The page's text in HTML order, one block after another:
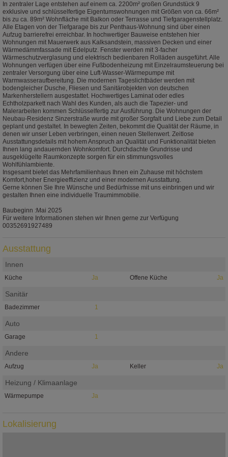
In zentraler Lage entstehen auf einem ca. 2200m² großen Grundstück 9
exklusive und schlüsselfertige Eigentumswohnungen mit Größen von ca. 66m²
bis zu ca. 89m² Wohnfläche mit Balkon oder Terrasse und Tiefgaragenstellplatz.
Alle Etagen von der Tiefgarage bis zur Penthaus-Wohnung sind über einen
Aufzug barrierefrei erreichbar. In hochwertiger Bauweise entstehen hier
Wohnungen mit Mauerwerk aus Kalksandstein, massiven Decken und einer
Wärmedämmfassade mit Edelputz. Fenster werden mit 3-facher
Wärmeschutzverglasung und elektrisch bedienbaren Rolläden ausgeführt. Alle
Wohnungen verfügen über eine Fußbodenheizung mit Einzelraumsteuerung bei
zentraler Versorgung über eine Luft-Wasser-Wärmepumpe mit
Warmwasseraufbereitung. Die modernen Tageslichtbäder werden mit
bodengleicher Dusche, Fliesen und Sanitärobjekten von deutschen
Markenherstellern ausgestattet. Hochwertiges Laminat oder edles
Echtholzparkett nach Wahl des Kunden, als auch die Tapezier- und
Malerarbeiten kommen Schlüsselfertig zur Ausführung. Die Wohnungen der
Neubau-Residenz Sinzerstraße wurde mit großer Sorgfalt und Liebe zum Detail
geplant und gestaltet. In bewegten Zeiten, bekommt die Qualität der Räume, in
denen wir unser Leben verbringen, einen neuen Stellenwert. Zeitlose
Ausstattungsdetails mit hohem Anspruch an Qualität und Funktionalität bieten
Ihnen lang andauernden Wohnkomfort. Durchdachte Grundrisse und
ausgeklügelte Raumkonzepte sorgen für ein stimmungsvolles
Wohlfühlambiente.
Insgesamt bietet das Mehrfamilienhaus Ihnen ein Zuhause mit höchstem
Komfort,hoher Energieeffizienz und einer modernen Ausstattung.
Gerne können Sie Ihre Wünsche und Bedürfnisse mit uns einbringen und wir
gestalten Ihnen eine individuelle Traumimmobilie.
Baubeginn :Mai 2025
Für weitere Informationen stehen wir Ihnen gerne zur Verfügung
00352691927489
Ausstattung
Innen
Küche Ja Offene Küche Ja
Sanitär
Badezimmer 1
Auto
Garage 1
Andere
Aufzug Ja Keller Ja
Heizung / Klimaanlage
Wärmepumpe Ja
Lokalisierung